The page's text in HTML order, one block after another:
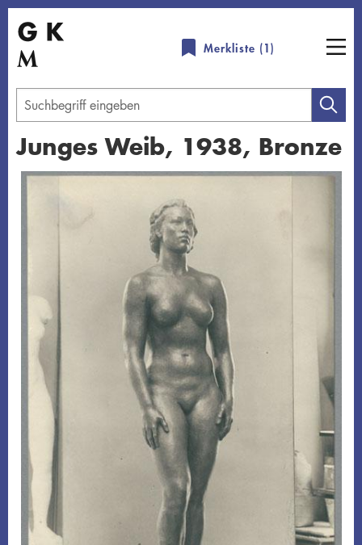
Direkt
zum
Inhalt
Merkliste (1)
Geben
Sie
einen
Suchbegriff
Junges Weib, 1938, Bronze